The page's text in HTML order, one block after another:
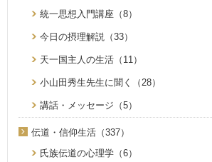
統一思想入門講座（8）
今日の摂理解説（33）
天一国主人の生活（11）
小山田秀生先生に聞く（28）
講話・メッセージ（5）
伝道・信仰生活（337）
氏族伝道の心理学（6）